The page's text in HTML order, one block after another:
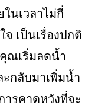
นเวลาไม่กี่
เป็นเรื่องปกติ
ณเริ่มลดน้ำ
กลับมาเพิ่มน้ำ
รคาดหวังที่จะ